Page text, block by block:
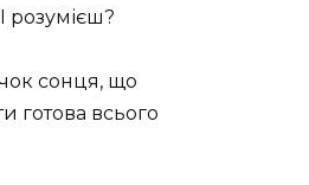
розумієш?
сонця, що
готова всього